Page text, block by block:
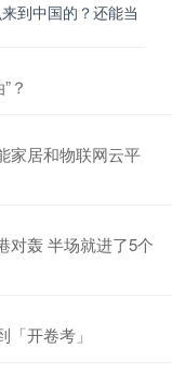
到中国的？还能当
？
家居和物联网云平
对轰 半场就进了5个
开卷考」